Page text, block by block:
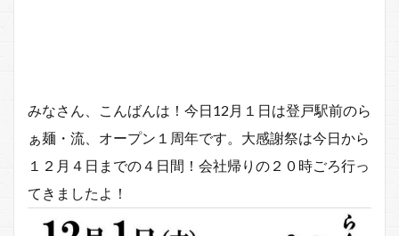
みなさん、こんばんは！今日12月１日は登戸駅前のら
ぁ麺・流、オープン１周年です。大感謝祭は今日から
１２月４日までの４日間！会社帰りの２０時ごろ行っ
てきましたよ！